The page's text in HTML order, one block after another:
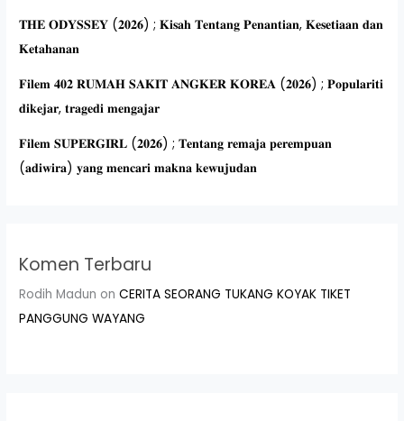
𝐓𝐇𝐄 𝐎𝐃𝐘𝐒𝐒𝐄𝐘 (𝟐𝟎𝟐𝟔) ; 𝐊𝐢𝐬𝐚𝐡 𝐓𝐞𝐧𝐭𝐚𝐧𝐠 𝐏𝐞𝐧𝐚𝐧𝐭𝐢𝐚𝐧, 𝐊𝐞𝐬𝐞𝐭𝐢𝐚𝐚𝐧 𝐝𝐚𝐧
𝐊𝐞𝐭𝐚𝐡𝐚𝐧𝐚𝐧
𝐅𝐢𝐥𝐞𝐦 𝟒𝟎𝟐 𝐑𝐔𝐌𝐀𝐇 𝐒𝐀𝐊𝐈𝐓 𝐀𝐍𝐆𝐊𝐄𝐑 𝐊𝐎𝐑𝐄𝐀 (𝟐𝟎𝟐𝟔) ; 𝐏𝐨𝐩𝐮𝐥𝐚𝐫𝐢𝐭𝐢
𝐝𝐢𝐤𝐞𝐣𝐚𝐫, 𝐭𝐫𝐚𝐠𝐞𝐝𝐢 𝐦𝐞𝐧𝐠𝐚𝐣𝐚𝐫
𝐅𝐢𝐥𝐞𝐦 𝐒𝐔𝐏𝐄𝐑𝐆𝐈𝐑𝐋 (𝟐𝟎𝟐𝟔) ; 𝐓𝐞𝐧𝐭𝐚𝐧𝐠 𝐫𝐞𝐦𝐚𝐣𝐚 𝐩𝐞𝐫𝐞𝐦𝐩𝐮𝐚𝐧
(𝐚𝐝𝐢𝐰𝐢𝐫𝐚) 𝐲𝐚𝐧𝐠 𝐦𝐞𝐧𝐜𝐚𝐫𝐢 𝐦𝐚𝐤𝐧𝐚 𝐤𝐞𝐰𝐮𝐣𝐮𝐝𝐚𝐧
Komen Terbaru
Rodih Madun onCERITA SEORANG TUKANG KOYAK TIKET
PANGGUNG WAYANG